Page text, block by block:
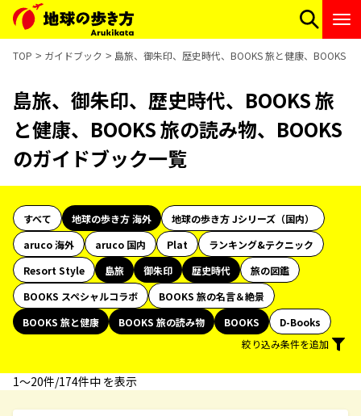
TOP ガイドブック 島旅、御朱印、歴史時代、BOOKS 旅と健康、BOOKS
島旅、御朱印、歴史時代、BOOKS 旅
と健康、BOOKS 旅の読み物、BOOKS
のガイドブック一覧
すべて 地球の歩き方 海外
地球の歩き方 Jシリーズ（国内）
aruco 海外
aruco 国内 Plat
ランキング&テクニック
Resort Style
島旅 御朱印 歴史時代
旅の図鑑
BOOKS スペシャルコラボ
BOOKS 旅の名言＆絶景
BOOKS 旅と健康
BOOKS 旅の読み物 BOOKS
D-Books
絞り込み条件を追加
1〜20件/174件中 を表示